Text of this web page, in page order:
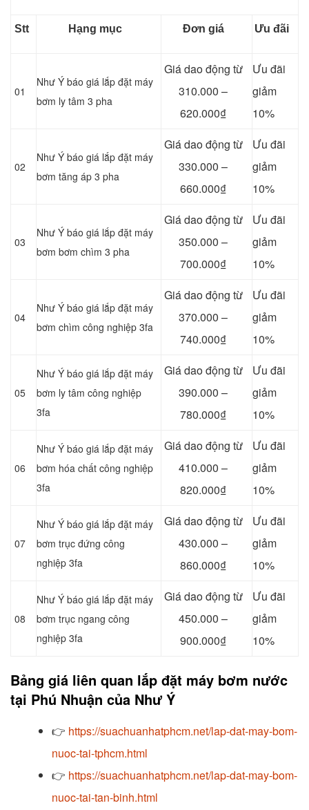
Stt Hạng mục Đơn giá Ưu đãi
01
Như Ý báo giá lắp đặt máy
bơm ly tâm 3 pha
Giá dao động từ
310.000 –
620.000₫
Ưu đãi
giảm
10%
02
Như Ý báo giá lắp đặt máy
bơm tăng áp 3 pha
Giá dao động từ
330.000 –
660.000₫
Ưu đãi
giảm
10%
03
Như Ý báo giá lắp đặt máy
bơm bơm chìm 3 pha
Giá dao động từ
350.000 –
700.000₫
Ưu đãi
giảm
10%
04
Như Ý báo giá lắp đặt máy
bơm chìm công nghiệp 3fa
Giá dao động từ
370.000 –
740.000₫
Ưu đãi
giảm
10%
05
Như Ý báo giá lắp đặt máy
bơm ly tâm công nghiệp
3fa
Giá dao động từ
390.000 –
780.000₫
Ưu đãi
giảm
10%
06
Như Ý báo giá lắp đặt máy
bơm hóa chất công nghiệp
3fa
Giá dao động từ
410.000 –
820.000₫
Ưu đãi
giảm
10%
07
Như Ý báo giá lắp đặt máy
bơm trục đứng công
nghiệp 3fa
Giá dao động từ
430.000 –
860.000₫
Ưu đãi
giảm
10%
08
Như Ý báo giá lắp đặt máy
bơm trục ngang công
nghiệp 3fa
Giá dao động từ
450.000 –
900.000₫
Ưu đãi
giảm
10%
Bảng giá liên quan lắp đặt máy bơm nước
tại Phú Nhuận của Như Ý
👉 https://suachuanhatphcm.net/lap-dat-may-bom-
nuoc-tai-tphcm.html
👉 https://suachuanhatphcm.net/lap-dat-may-bom-
nuoc-tai-tan-binh.html